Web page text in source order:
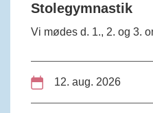
Stolegymnastik
Vi mødes d. 1., 2. og 3.
12. aug. 2026